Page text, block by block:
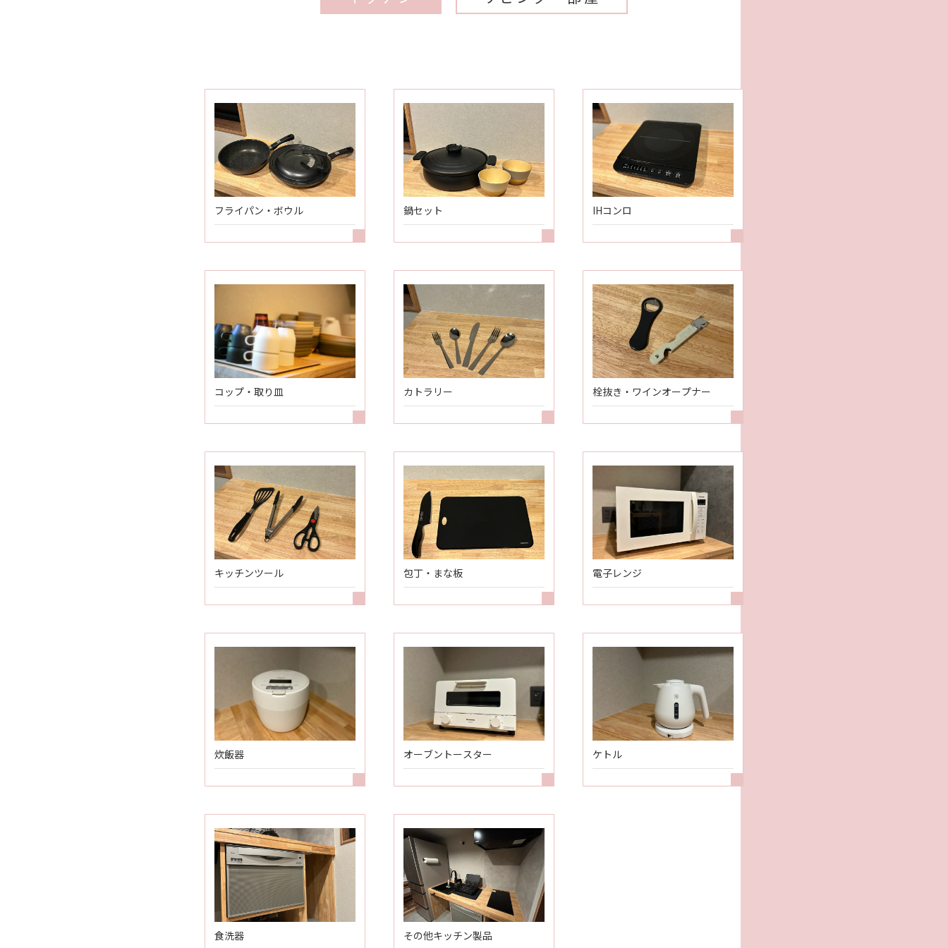
フライパン・ボウル 鍋セット IHコンロ
コップ・取り皿 カトラリー 栓抜き・ワインオープナー
キッチンツール 包丁・まな板 電子レンジ
炊飯器 オーブントースター ケトル
食洗器 その他キッチン製品